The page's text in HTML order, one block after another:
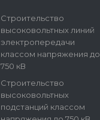
Строительство
высоковольтных линий
электропередачи
классом напряжения до
750 кВ
Строительство
высоковольтных
подстанций классом